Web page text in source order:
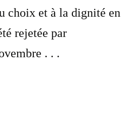
choix et à la dignité en
rejetée par
. . .